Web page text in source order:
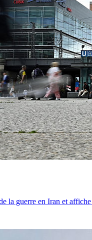
la guerre en Iran et